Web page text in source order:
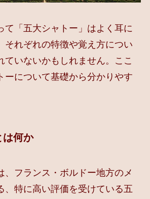
て「五大シャトー」はよく耳に
それぞれの特徴や覚え方につい
ていないかもしれません。ここ
ーについて基礎から分かりやす
は何か
、フランス・ボルドー地方のメ
、特に高い評価を受けている五